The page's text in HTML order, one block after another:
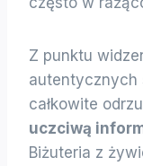
Z punktu
autentycznych
całkowite
uczciwą
Biżuteria z